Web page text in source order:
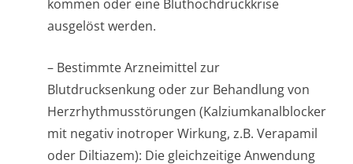
kommen oder eine Bluthochdruckkrise
ausgelöst werden.
– Bestimmte Arzneimittel zur
Blutdrucksenkung oder zur Behandlung von
Herzrhythmusstörun­gen (Kalziumkanal­blocker
mit negativ inotroper Wirkung, z.B. Verapamil
oder Diltiazem): Die gleichzeitige Anwendung